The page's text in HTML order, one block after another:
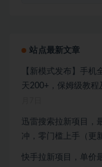
站点最新文章
【新模式发布】手机
天200+，保姆级教程
迅雷搜索拉新项目，
冲，零门槛上手（更
快手拉新项目，单价